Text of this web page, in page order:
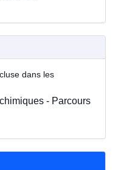
dans les
- Parcours